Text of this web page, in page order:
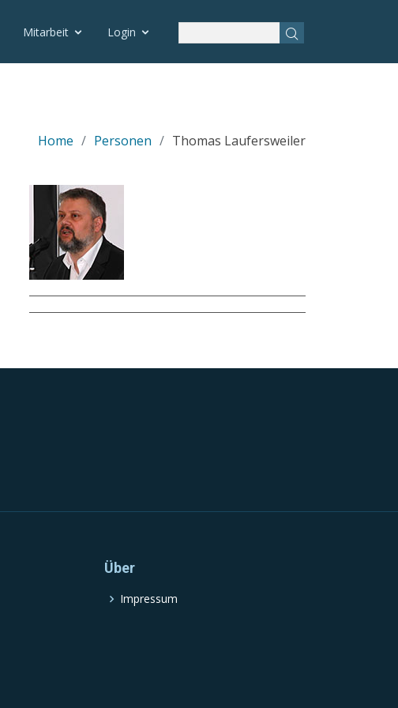
Mitarbeit Login
Home Personen Thomas Laufersweiler
Über
Impressum